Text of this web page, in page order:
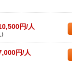
円/人
)
円/人